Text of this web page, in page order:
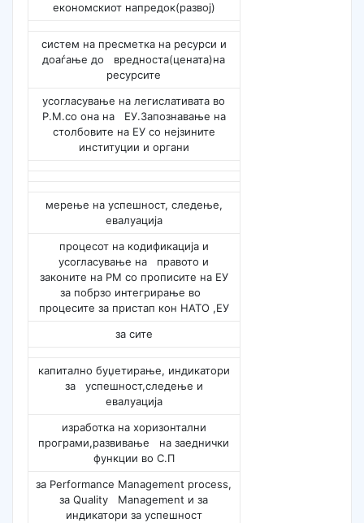
економскиот напредок(развој)
систем на пресметка на ресурси и
доаѓање до вредноста(цената)на
ресурсите
усогласување на легислативата во
Р.М.со она на ЕУ.Запознавање на
столбовите на ЕУ со нејзините
институции и органи
мерење на успешност, следење,
евалуација
процесот на кодификација и
усогласување на правото и
законите на РМ со прописите на ЕУ
за побрзо интегрирање во
процесите за пристап кон НАТО ,ЕУ
за сите
капитално буџетирање, индикатори
за успешност,следење и
евалуација
изработка на хоризонтални
програми,развивање на заеднички
функции во С.П
за Performance Management process,
за Quality Management и за
индикатори за успешност